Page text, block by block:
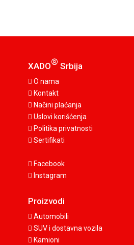
XADO® Srbija
O nama
Kontakt
Načini plaćanja
Uslovi korišćenja
Politika privatnosti
Sertifikati
Facebook
Instagram
Proizvodi
Automobili
SUV i dostavna vozila
Kamioni